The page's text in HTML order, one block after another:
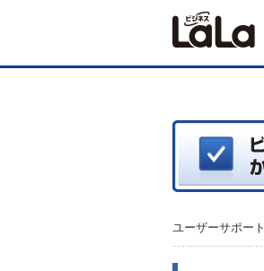
ユーザーサポート